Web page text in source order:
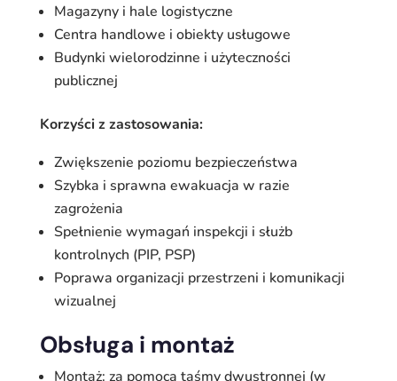
Magazyny i hale logistyczne
Centra handlowe i obiekty usługowe
Budynki wielorodzinne i użyteczności
publicznej
Korzyści z zastosowania:
Zwiększenie poziomu bezpieczeństwa
Szybka i sprawna ewakuacja w razie
zagrożenia
Spełnienie wymagań inspekcji i służb
kontrolnych (PIP, PSP)
Poprawa organizacji przestrzeni i komunikacji
wizualnej
Obsługa i montaż
Montaż: za pomocą taśmy dwustronnej (w